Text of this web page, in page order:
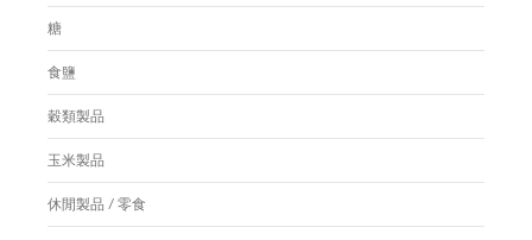
糖
食鹽
穀類製品
玉米製品
休閒製品 / 零食